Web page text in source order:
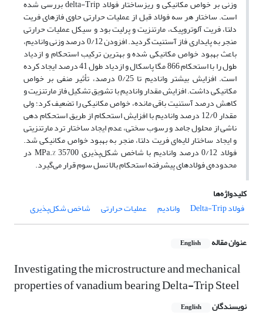
وزنی بر خواص مکانیکی و ریزساختار فولاد delta-Trip بررسی ‌شده
است. ساختار هر سه فولاد قبل از عملیات حرارتی حاوی فازهای فریت
دلتا، فریت آلوتروپیک، مارتنزیت و پرلیت بود و سیکل عملیات حرارتی
منجر به پایداری فاز آستنیت گردید. افزودن 0/12 درصد وزنی وانادیم،
باعث بهبود خواص مکانیکی شده و بهترین ترکیب استحکام و ازدیاد
طول را با استحکام 866 مگا پاسکال و ازدیاد طول 41 درصد ایجاد کرده
است. افزایش بیشتر وانادیم تا 0/25 درصد، تأثیر منفی بر خواص
مکانیکی داشت. افزایش مقدار وانادیم با تشویق تشکیل فاز مارتنزیت و
کاهش درصد آستنیت باقی ‌مانده، خواص مکانیکی را تضعیف کرد؛ ولی
مقدار 12/0 درصد وانادیم با افزایش استحکام از طریق استحکام دهی
ناشی از محلول جامد و رسوب سختی، عدم ایجاد ساختار ترد مارتنزیتی
و ایجاد ساختار لایه‌ای فریت دلتا، منجر به بهبود خواص مکانیکی شد.
فولاد 0/12 درصد وانادیم با شاخص شکل‌پذیری MPa.% 35700 در
محدوده‌ی فولادهای پیشرفته استحکام بالا نسل سوم قرار می‌گیرد.
کلیدواژه‌ها
فولاد Delta-Trip
وانادیم عملیات حرارتی شاخص شکل‌پذیری
عنوان مقاله English
Investigating the microstructure and mechanical
properties of vanadium bearing Delta-Trip Steel
نویسندگان English